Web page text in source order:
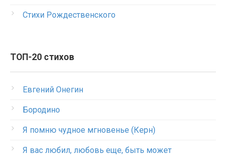
Стихи Рождественского
ТОП-20 стихов
Евгений Онегин
Бородино
Я помню чудное мгновенье (Керн)
Я вас любил, любовь еще, быть может